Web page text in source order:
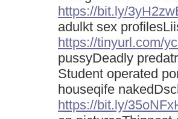
https://bit.ly/
adulkt sex
https://tinyurl.com/
pussyDeadly
Student operated
houseqife
https://bit.ly/